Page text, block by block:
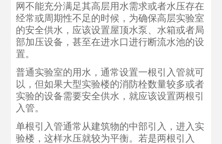
网不能充分满足其高层用水需求或者水压存在
经常或周期性不足的时候，为确保高层实验室
的安全供水，应该设置屋顶水泵、水箱或者局
部加压设备，甚至在进水口进行断流水池的设
置。
普通实验室的用水，通常设置一根引入管就可
以，但如果大型实验楼的消防栓数量较多或者
实验的设备需要安全供水，就应该设置两根引
入管。
单根引入管通常从建筑物的中部引入，进入实
验楼，这样水压就较为平衡。若是两根引入